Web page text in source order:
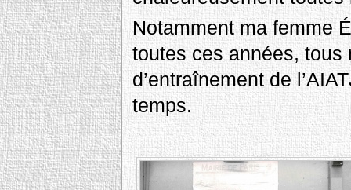
Notamment ma femme
toutes ces années,
d’entraînement de
temps.